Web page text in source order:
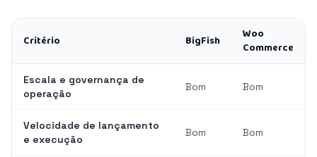
Critério BigFish
Woo
Commerce
Escala e governança de
operação
Bom Bom
Velocidade de lançamento
e execução
Bom Bom